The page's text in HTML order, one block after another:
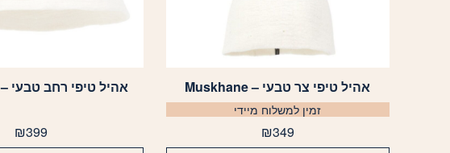
אהיל טיפי צר טבעי – Muskhane
זמין למשלוח מיידי
₪349
אהיל טיפי רחב טבעי – Muskhane
₪399